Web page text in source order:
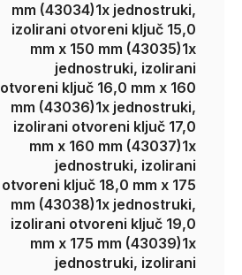
mm (43034)1x jednostruki,
izolirani otvoreni ključ 15,0
mm x 150 mm (43035)1x
jednostruki, izolirani
otvoreni ključ 16,0 mm x 160
mm (43036)1x jednostruki,
izolirani otvoreni ključ 17,0
mm x 160 mm (43037)1x
jednostruki, izolirani
otvoreni ključ 18,0 mm x 175
mm (43038)1x jednostruki,
izolirani otvoreni ključ 19,0
mm x 175 mm (43039)1x
jednostruki, izolirani